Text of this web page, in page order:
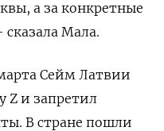
а за конкретные
Мала.
Сейм Латвии
Z и запретил
В стране пошли